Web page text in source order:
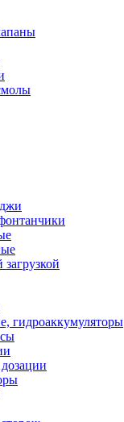
гидроаккумуляторы